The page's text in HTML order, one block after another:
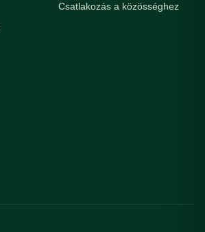
Csatlakozás a közösséghez